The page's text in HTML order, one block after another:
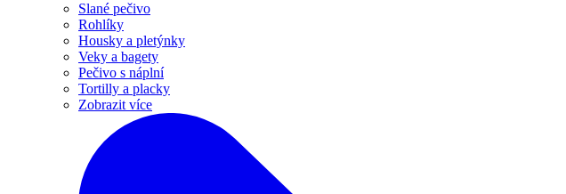
Slané pečivo
Rohlíky
Housky a pletýnky
Veky a bagety
Pečivo s náplní
Tortilly a placky
Zobrazit více